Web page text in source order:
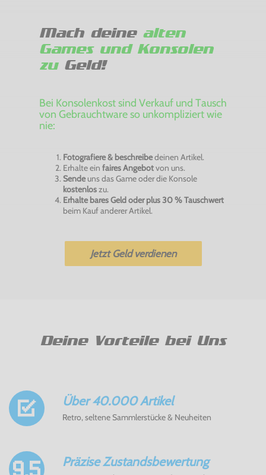
Mach deine alten
Games und Konsolen
zuGeld!
Bei Konsolenkost sind Verkauf und Tausch
von Gebrauchtware so unkompliziert wie
nie:
Fotografiere & beschreibedeinen Artikel.
Erhalte ein faires Angebotvon uns.
Sendeuns das Game oder die Konsole
kostenloszu.
Erhalte bares Geld oder plus 30 % Tauschwert
beim Kauf anderer Artikel.
Jetzt Geld verdienen
Deine Vorteile bei Uns
Über 40.000 Artikel
Retro, seltene Sammlerstücke & Neuheiten
Präzise Zustandsbewertung